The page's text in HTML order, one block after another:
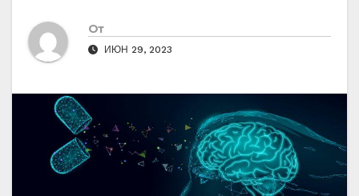
От
ИЮН 29, 2023